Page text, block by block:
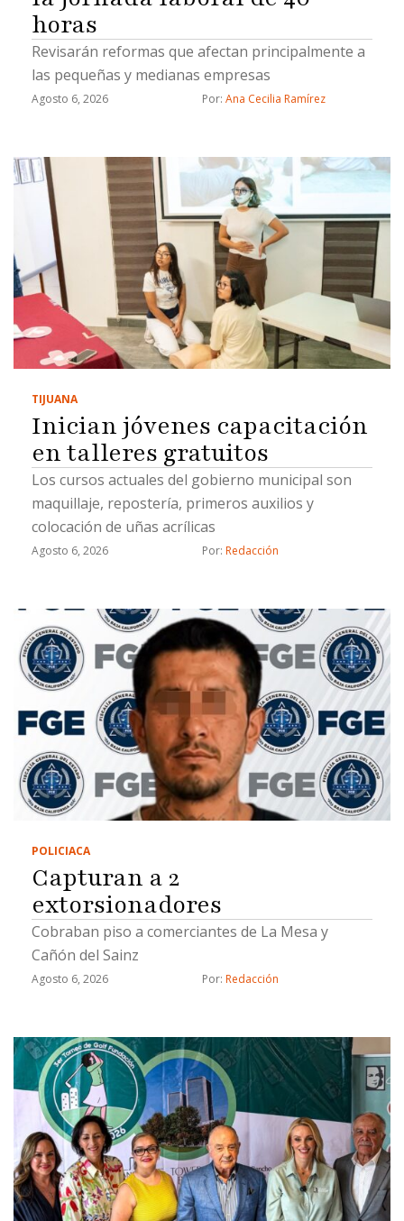
horas
Revisarán reformas que afectan principalmente a
las pequeñas y medianas empresas
Agosto 6, 2026 Por: Ana Cecilia Ramírez
TIJUANA
Inician jóvenes capacitación
en talleres gratuitos
Los cursos actuales del gobierno municipal son
maquillaje, repostería, primeros auxilios y
colocación de uñas acrílicas
Agosto 6, 2026 Por: Redacción
POLICIACA
Capturan a 2
extorsionadores
Cobraban piso a comerciantes de La Mesa y
Cañón del Sainz
Agosto 6, 2026 Por: Redacción